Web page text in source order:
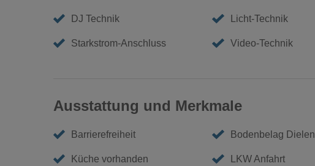
DJ Technik Licht-Technik
Starkstrom-Anschluss Video-Technik
Ausstattung und Merkmale
Barrierefreiheit Bodenbelag Dielen
Küche vorhanden LKW Anfahrt